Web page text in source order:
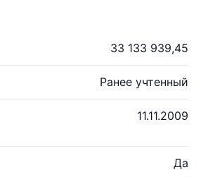
33 133 939,45
Ранее учтенный
11.11.2009
Да